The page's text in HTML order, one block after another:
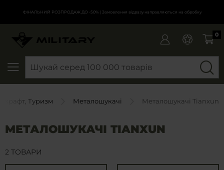
ФІНАЛЬНИЙ РОЗПРОДАЖ ДО -50% | Замовлення відразу направляються на обробку
SEARCH
0
Туризм Металошукачі Металошукачі Tianxun
МЕТАЛОШУКАЧІ TIANXUN
2 ТОВАРИ